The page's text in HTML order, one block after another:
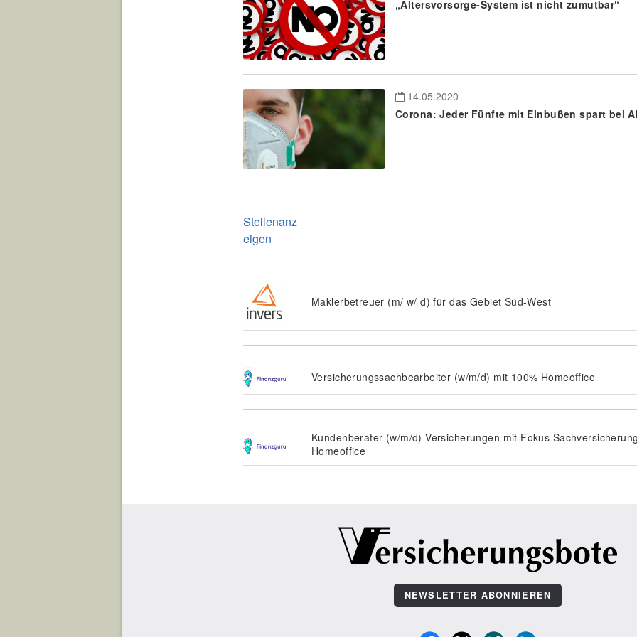
„Altersvorsorge-System ist nicht zumutbar“
14.05.2020
Corona: Jeder Fünfte mit Einbußen spart bei
Stellenanz
eigen
Maklerbetreuer (m/ w/ d) für das Gebiet Süd-West
Versicherungssachbearbeiter (w/m/d) mit 100% Homeoffice
Kundenberater (w/m/d) Versicherungen mit Fokus
Homeoffice
NEWSLETTER ABONNIEREN